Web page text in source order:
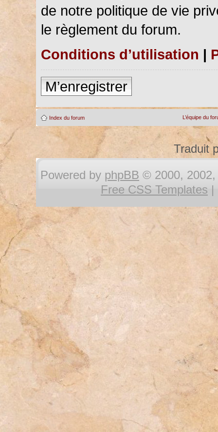
de notre politique de vie
le règlement du forum.
Conditions d’utilisation |
M’enregistrer
Index du forum L’équipe du
Traduit
Powered by phpBB © 2000, 2002,
Free CSS Templates |